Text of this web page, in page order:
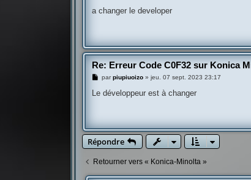
s
a changer le developer
Re: Erreur Code C0F32 sur Konica
M
s
parpiupiuoizo »jeu. 07 sept. 2023 23:17
Le développeur est à changer
Répondre
Retourner vers « Konica-Minolta »